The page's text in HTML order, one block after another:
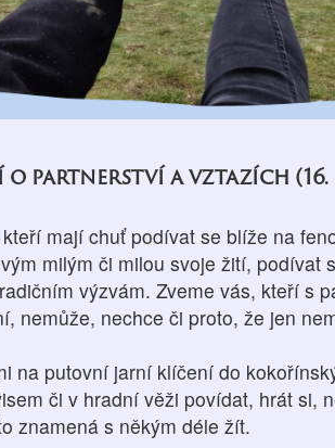
partnerství a vztazích (16. –
mají chuť podívat se blíže na
milým či milou svoje žití, podívat
výzvám. Zveme vás, kteří s
nemůže, nechce či proto, že jen
na putovní jarní klíčení do
či v hradní věži povídat, hrát si,
znamená s někým déle žít.